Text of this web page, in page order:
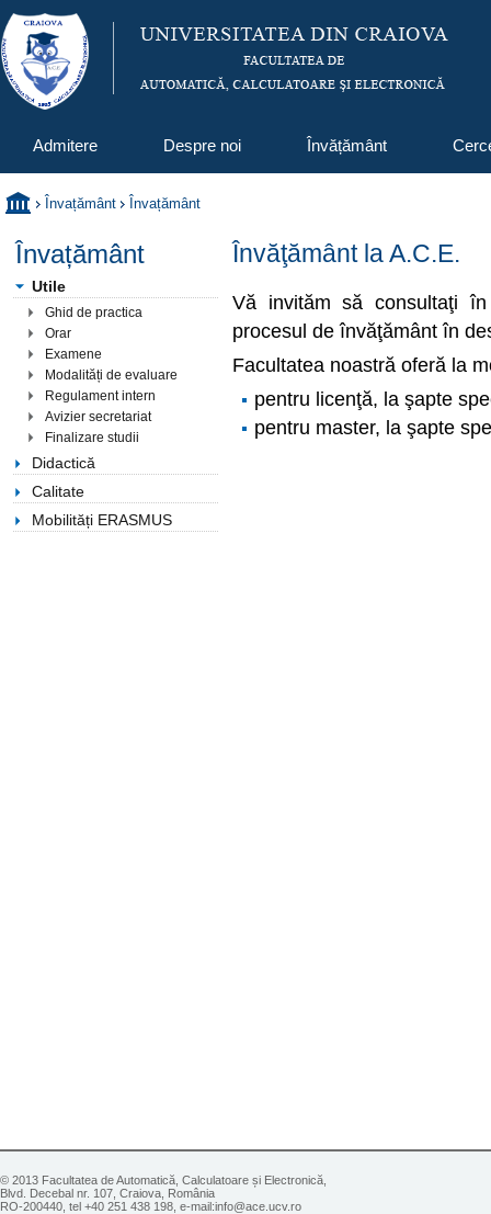
Admitere Despre noi Învățământ
Învațământ Învațământ
Învațământ
Utile
Ghid de practica
Orar
Examene
Modalități de evaluare
Regulament intern
Avizier secretariat
Finalizare studii
Didactică
Calitate
Mobilități ERASMUS
Învăţământ la A.C.E.
Vă invităm să consultaţi
procesul de învăţământ în
Facultatea noastră oferă la
pentru licenţă, la şapte
pentru master, la şapte
© 2013 Facultatea de Automatică, Calculatoare și Electronică,
Blvd. Decebal nr. 107, Craiova, România
RO-200440, tel +40 251 438 198, e-mail:info@ace.ucv.ro